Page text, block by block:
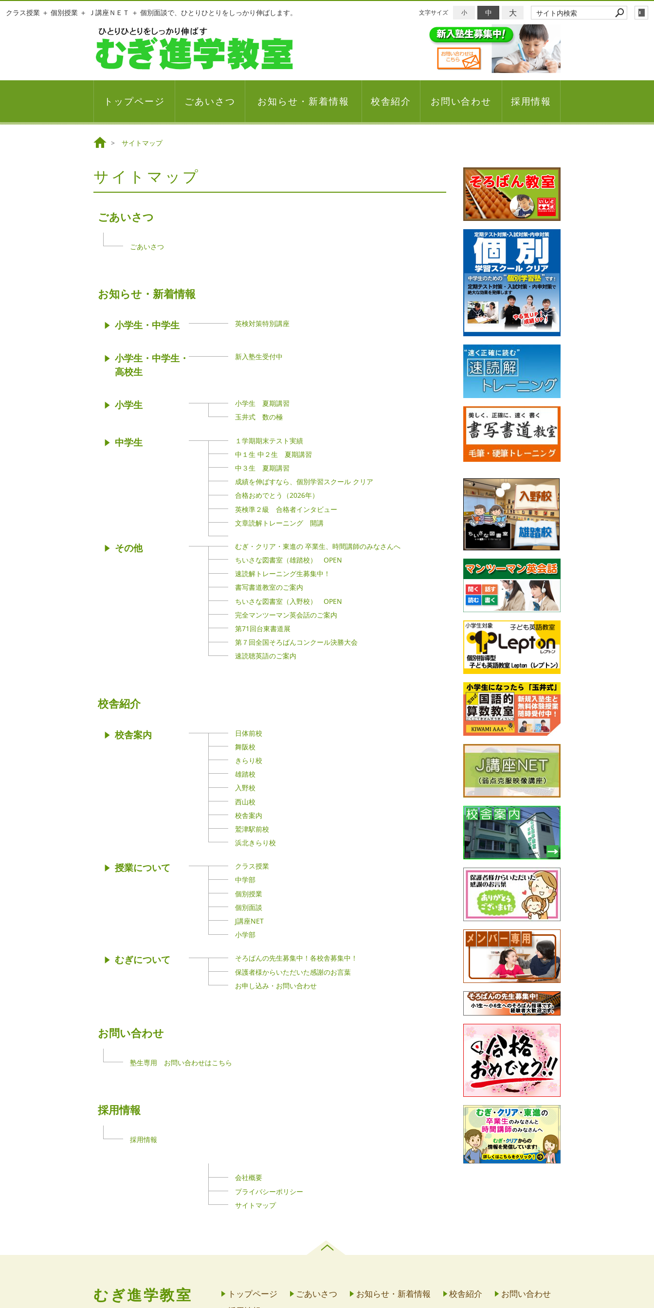
クラス授業 ＋ 個別授業 ＋ Ｊ講座ＮＥＴ ＋ 個別面談で、ひとりひとりをしっかり伸ばします。 文字サイズ 小 中 大
トップページ ごあいさつ お知らせ・新着情報 校舎紹介 お問い合わせ 採用情報
サイトマップ
サイトマップ
ごあいさつ
ごあいさつ
お知らせ・新着情報
小学生・中学生 英検対策特別講座
小学生・中学生・
高校生
新入塾生受付中
小学生
小学生 夏期講習
玉井式 数の極
中学生
１学期期末テスト実績
中１生 中２生 夏期講習
中３生 夏期講習
成績を伸ばすなら、個別学習スクール クリア
合格おめでとう（2026年）
英検準２級 合格者インタビュー
文章読解トレーニング 開講
その他
むぎ・クリア・東進の 卒業生、時間講師のみなさんへ
ちいさな図書室（雄踏校） OPEN
速読解トレーニング生募集中！
書写書道教室のご案内
ちいさな図書室（入野校） OPEN
完全マンツーマン英会話のご案内
第71回台東書道展
第７回全国そろばんコンクール決勝大会
速読聴英語のご案内
校舎紹介
校舎案内
日体前校
舞阪校
きらり校
雄踏校
入野校
西山校
校舎案内
鷲津駅前校
浜北きらり校
授業について
クラス授業
中学部
個別授業
個別面談
J講座NET
小学部
むぎについて
そろばんの先生募集中！各校舎募集中！
保護者様からいただいた感謝のお言葉
お申し込み・お問い合わせ
お問い合わせ
塾生専用 お問い合わせはこちら
採用情報
採用情報
会社概要
プライバシーポリシー
サイトマップ
むぎ進学教室 トップページ ごあいさつ お知らせ・新着情報 校舎紹介
お問い合わせ